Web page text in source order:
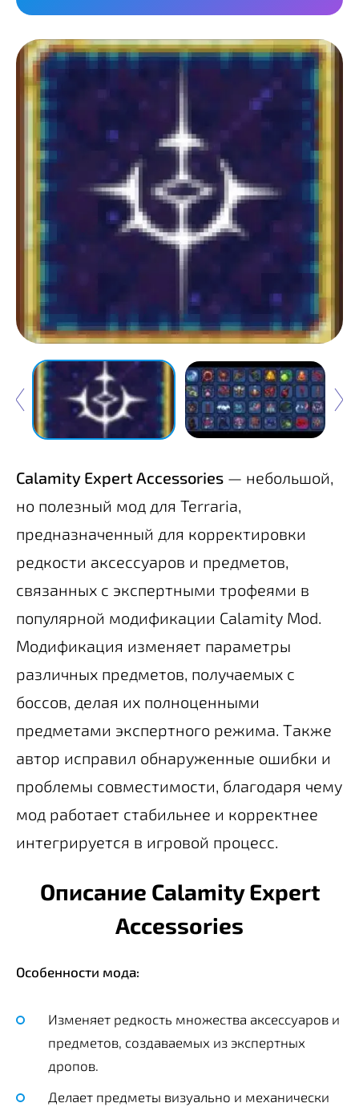
Calamity Expert Accessories — небольшой,
но полезный мод для Terraria,
предназначенный для корректировки
редкости аксессуаров и предметов,
связанных с экспертными трофеями в
популярной модификации Calamity Mod.
Модификация изменяет параметры
различных предметов, получаемых с
боссов, делая их полноценными
предметами экспертного режима. Также
автор исправил обнаруженные ошибки и
проблемы совместимости, благодаря чему
мод работает стабильнее и корректнее
интегрируется в игровой процесс.
Описание Calamity Expert
Accessories
Особенности мода:
Изменяет редкость множества аксессуаров и
предметов, создаваемых из экспертных
дропов.
Делает предметы визуально и механически